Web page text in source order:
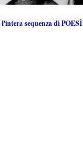
l'intera sequenza di POESÌ